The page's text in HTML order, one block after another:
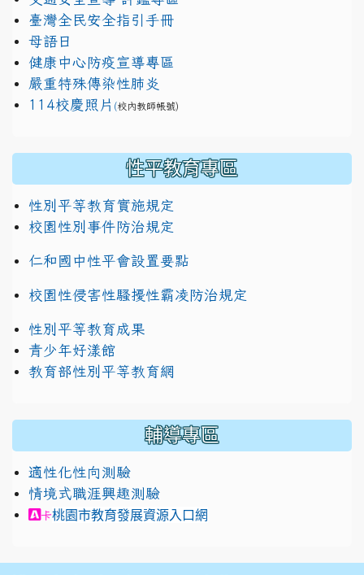
臺灣全民安全指引手冊
母語日
健康中心防疫宣導專區
嚴重特殊傳染性肺炎
114校慶照片 (校內教師帳號)
性平教育專區
性別平等教育實施規定
校園性別事件防治規定
仁和國中性平會設置要點
校園性侵害性騷擾性霸凌防治規定
性別平等教育成果
青少年好漾館
教育部性別平等教育網
輔導專區
適性化性向測驗
情境式職涯興趣測驗
link to https://exam.career.ntnu.edu.tw/cit/
卡桃園市教育發展資源入口網